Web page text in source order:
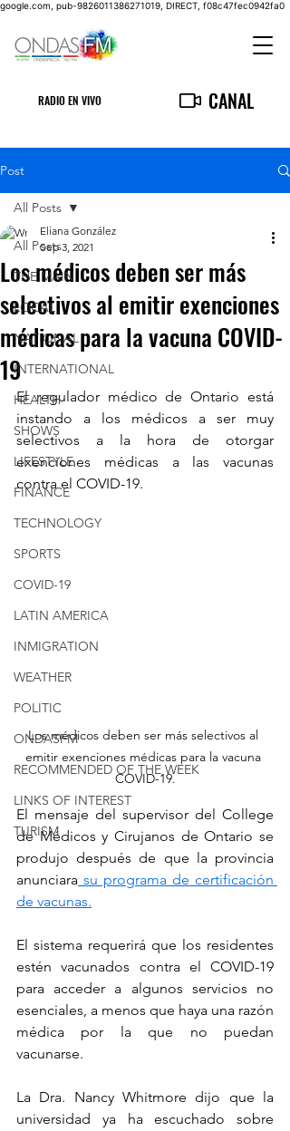
google.com, pub-9826011386271019, DIRECT, f08c47fec0942fa0
RADIO EN VIVO CANAL
Post
All Posts
THE MAIN
LOCAL
NATIONAL
INTERNATIONAL
HEALTH
SHOWS
LIFESTYLE
FINANCE
TECHNOLOGY
SPORTS
COVID-19
LATIN AMERICA
INMIGRATION
WEATHER
POLITIC
ONDASFM
RECOMMENDED OF THE WEEK
LINKS OF INTEREST
TURISM
All Posts
Los médicos deben ser más
selectivos al emitir exenciones
médicas para la vacuna COVID-
19
Eliana González
Sep 3, 2021
El regulador médico de Ontario está
instando a los médicos a ser muy
selectivos a la hora de otorgar
exenciones médicas a las vacunas
contra el COVID-19.
Los médicos deben ser más selectivos al
emitir exenciones médicas para la vacuna
COVID-19.
El mensaje del supervisor del College
de Médicos y Cirujanos de Ontario se
produjo después de que la provincia
anunciara su programa de certificación
de vacunas.
El sistema requerirá que los residentes
estén vacunados contra el COVID-19
para acceder a algunos servicios no
esenciales, a menos que haya una razón
médica por la que no puedan
vacunarse.
La Dra. Nancy Whitmore dijo que la
universidad ya ha escuchado sobre